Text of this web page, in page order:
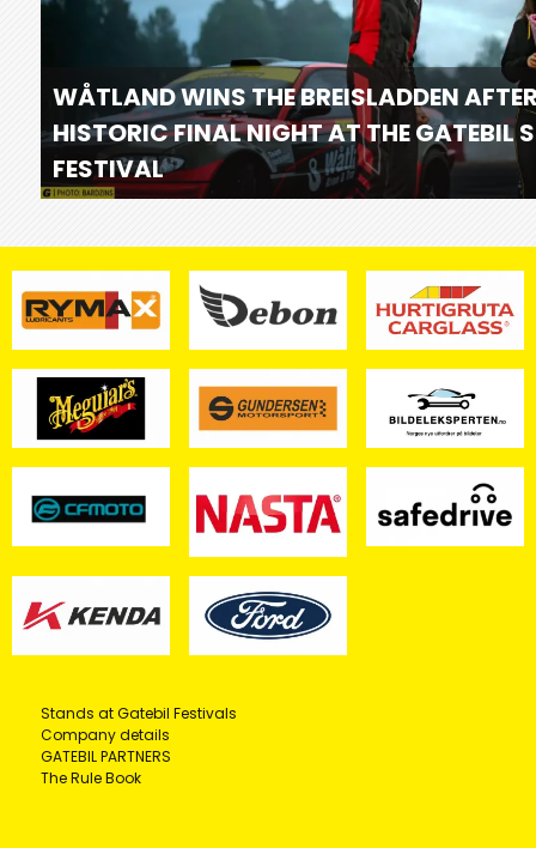
WÅTLAND WINS THE BREISLADDEN
HISTORIC FINAL NIGHT AT THE GATEBIL
FESTIVAL
Stands at Gatebil Festivals
Company details
GATEBIL PARTNERS
The Rule Book